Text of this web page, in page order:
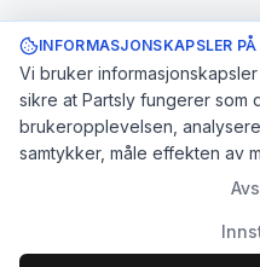
INFORMASJONSKAPSLER
Vi bruker
sikre at Partsly fungerer som
brukeropplevelsen,
samtykker, måle effekten av